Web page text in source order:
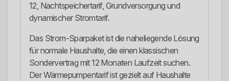
12, Nachtspeichertarif, Grundversorgung und
dynamischer Stromtarif.
Das Strom-Sparpaket ist die naheliegende Lösung
für normale Haushalte, die einen klassischen
Sondervertrag mit 12 Monaten Laufzeit suchen.
Der Wärmepumpentarif ist gezielt auf Haushalte